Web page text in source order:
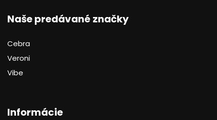
Naše predávané značky
Cebra
Veroni
Vibe
Informácie